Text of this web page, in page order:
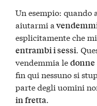
Un esempio: quando
aiutarmi a
esplicitamente che
entrambi i sessi .
vendemmia ledonne
fin qui nessuno si
parte degli uomini
in fretta